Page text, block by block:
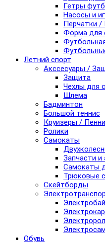
Гетры
Насосы и
Перчатки
Форма для
Летний спорт
Акссесуары /
Защита
Чехлы для
Шлема
Бадминтон
Большой теннис
Круизеры /
Ролики
Самокаты
Запчасти и
Самокаты
Трюковые
Скейтборды
Обувь